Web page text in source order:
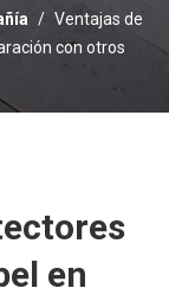
/ Ventajas de
con otros
en